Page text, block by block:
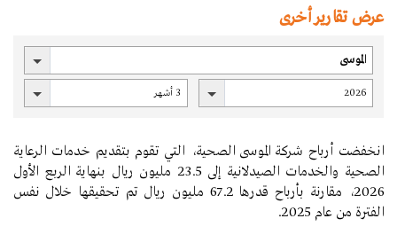
عرض تقارير أخرى
انخفضت أرباح شركة الموسى الصحية، التي تقوم بتقديم خدمات الرعاية
الصحية والخدمات الصيدلانية إلى 23.5 مليون ريال
بنهاية الربع الأول
2026، مقارنة بأرباح قدرها 67.2 مليون ريال تم تحقيقها خلال نفس
الفترة من عام 2025.